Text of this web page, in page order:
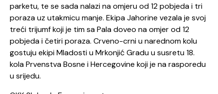
parketu, te se sada nalazi na omjeru od 12 pobjeda i tri
poraza uz utakmicu manje. Ekipa Jahorine vezala je svoj
treći trijumf koji je tim sa Pala doveo na omjer od 12
pobjeda i četiri poraza. Crveno-crni u narednom kolu
gostuju ekipi Mladosti u Mrkonjić Gradu u susretu 18.
kola Prvenstva Bosne i Hercegovine koji je na rasporedu
u srijedu.